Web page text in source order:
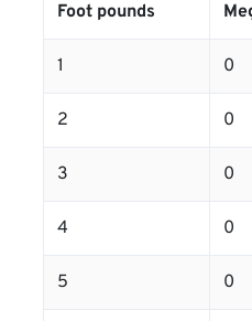
Foot pounds
1 0
2 0
3 0
4 0
5 0